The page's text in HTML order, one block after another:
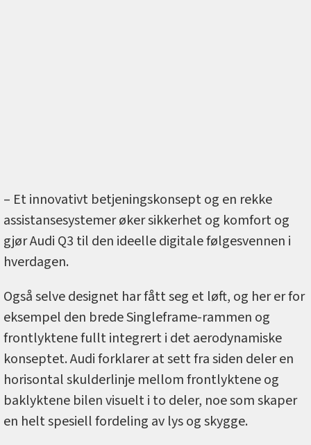
– Et innovativt betjeningskonsept og en rekke
assistansesystemer øker sikkerhet og komfort og
gjør Audi Q3 til den ideelle digitale følgesvennen i
hverdagen.
Også selve designet har fått seg et løft, og her er for
eksempel den brede Singleframe-rammen og
frontlyktene fullt integrert i det aerodynamiske
konseptet. Audi forklarer at sett fra siden deler en
horisontal skulderlinje mellom frontlyktene og
baklyktene bilen visuelt i to deler, noe som skaper
en helt spesiell fordeling av lys og skygge.